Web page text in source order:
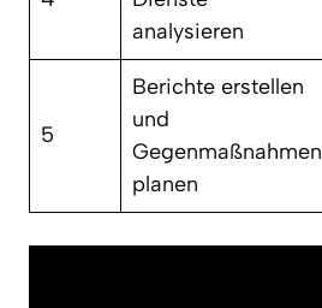
analysieren
5
Berichte erstellen
und
Gegenmaßnahmen
planen